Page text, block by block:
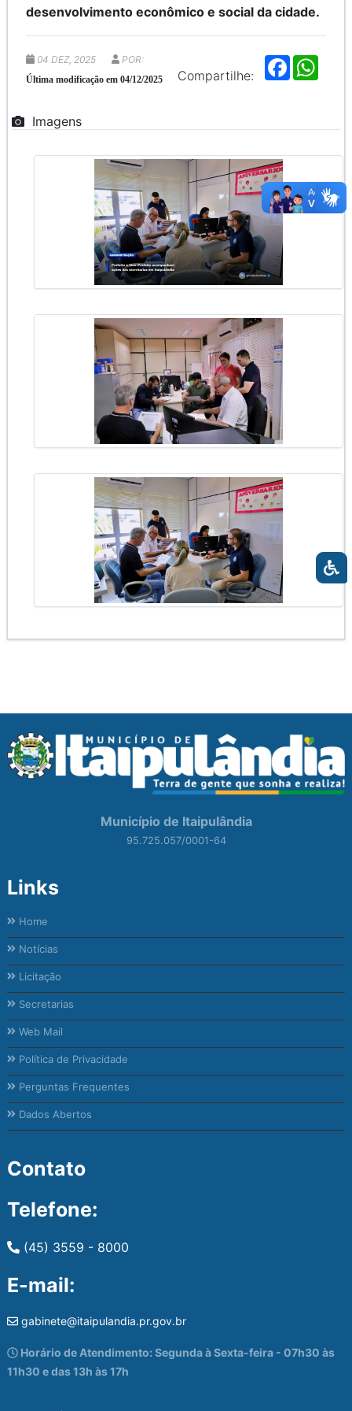
desenvolvimento econômico e social da cidade.
Compartilhe:
F
a
04 DEZ, 2025 POR:
Última modificação em 04/12/2025
Imagens
Município de Itaipulândia
95.725.057/0001-64
Links
Home
Notícias
Licitação
Secretarias
Web Mail
Política de Privacidade
Perguntas Frequentes
Dados Abertos
Contato
Telefone:
(45) 3559 - 8000
E-mail:
gabinete@itaipulandia.pr.gov.br
Horário de Atendimento: Segunda à Sexta-feira - 07h30 às
11h30 e das 13h às 17h